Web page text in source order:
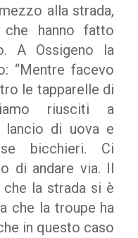
alla strada,
hanno fatto
A Ossigeno la
“Mentre facevo
le tapparelle di
riusciti a
lancio di uova e
bicchieri. Ci
di andare via. Il
la strada si è
che la troupe ha
in questo caso